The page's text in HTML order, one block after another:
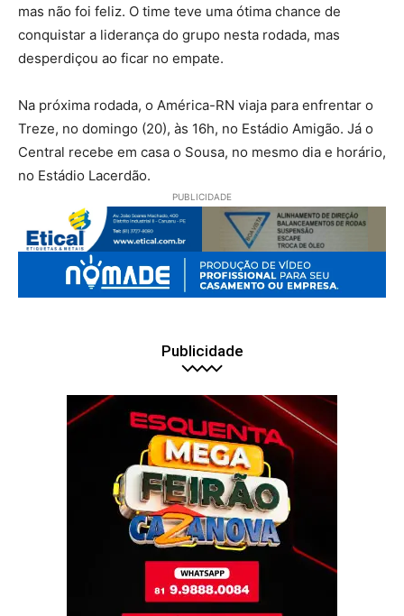
mas não foi feliz. O time teve uma ótima chance de
conquistar a liderança do grupo nesta rodada, mas
desperdiçou ao ficar no empate.
Na próxima rodada, o América-RN viaja para enfrentar o
Treze, no domingo (20), às 16h, no Estádio Amigão. Já o
Central recebe em casa o Sousa, no mesmo dia e horário,
no Estádio Lacerdão.
PUBLICIDADE
Publicidade